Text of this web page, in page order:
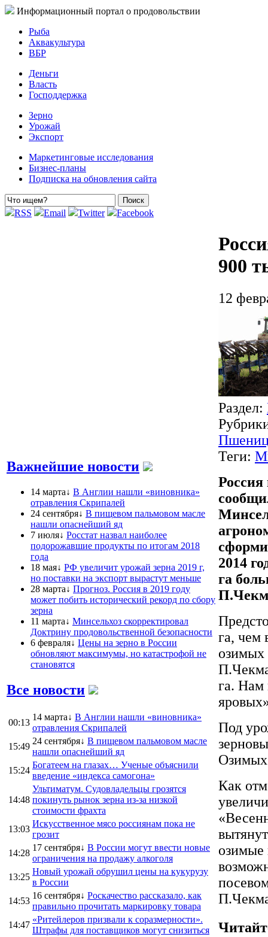
Информационный портал о продовольствии
Рыба
Аквакультура
ВБР
Деньги
Власть
Господдержка
Зерно
Урожай
Экспорт
Маркетинговые исследования
Бизнес-планы
Подписка на обновления сайта
RSS Email Twitter Facebook
Важнейшие новости
14 марта↓ В Англии нашли «виновника»
отравления Скрипалей
24 сентября↓ В пищевом пальмовом масле
нашли опаснейший яд
7 июля↓ Росстат назвал наиболее
подорожавшие продукты по итогам 2018
года
18 мая↓ РФ увеличит урожай зерна 2019 г,
но поставки на экспорт вырастут меньше
28 марта↓ Прогноз. Россия в 2019 году
может побить исторический рекорд по сбору
зерна
11 марта↓ Минсельхоз скорректировал
Доктрину продовольственной безопасности
6 февраля↓ Цены на зерно в России
обновляют максимумы, но катастрофой не
становятся
Все новости
00:13
14 марта↓ В Англии нашли «виновника»
отравления Скрипалей
15:49
24 сентября↓ В пищевом пальмовом масле
нашли опаснейший яд
15:24
Богатеем на глазах… Ученые объяснили
введение «индекса самогона»
14:48
Ультиматум. Судовладельцы грозятся
покинуть рынок зерна из-за низкой
стоимости фрахта
13:03
Искусственное мясо россиянам пока не
грозит
14:28
17 сентября↓ В России могут ввести новые
ограничения на продажу алкоголя
13:25
Новый урожай обрушил цены на кукурузу
в России
14:53
16 сентября↓ Роскачество рассказало, как
правильно прочитать маркировку товара
14:47
«Ритейлеров призвали к соразмерности».
Штрафы для поставщиков могут снизиться
900
12
Раздел:
Теги:
Россия
2014
га
га, чем
озимых
га. Нам
Под
Озимых
Как
озимые